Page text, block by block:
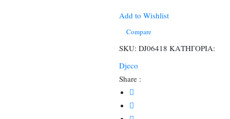
με
σφυράκι
Πάγκος
μαραγκού
ποσότητα
Add to Wishlist
Compare
SKU: DJ06418 ΚΑΤΗΓΟΡΙΑ:
Djeco
Share :